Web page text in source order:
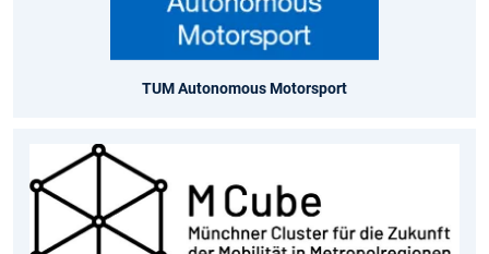
TUM Autonomous Motorsport